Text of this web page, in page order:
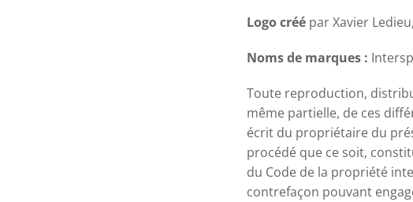
Logo créé par Xavier
Noms de marques :
Toute reproduction,
même partielle, de ces
écrit du propriétaire du
procédé que ce soit,
du Code de la propriété
contrefaçon pouvant